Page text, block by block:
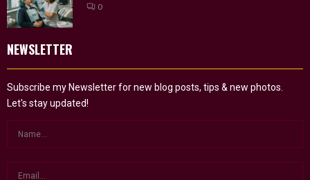
0
NEWSLETTER
Subscribe my Newsletter for new blog posts, tips & new photos.
Let's stay updated!